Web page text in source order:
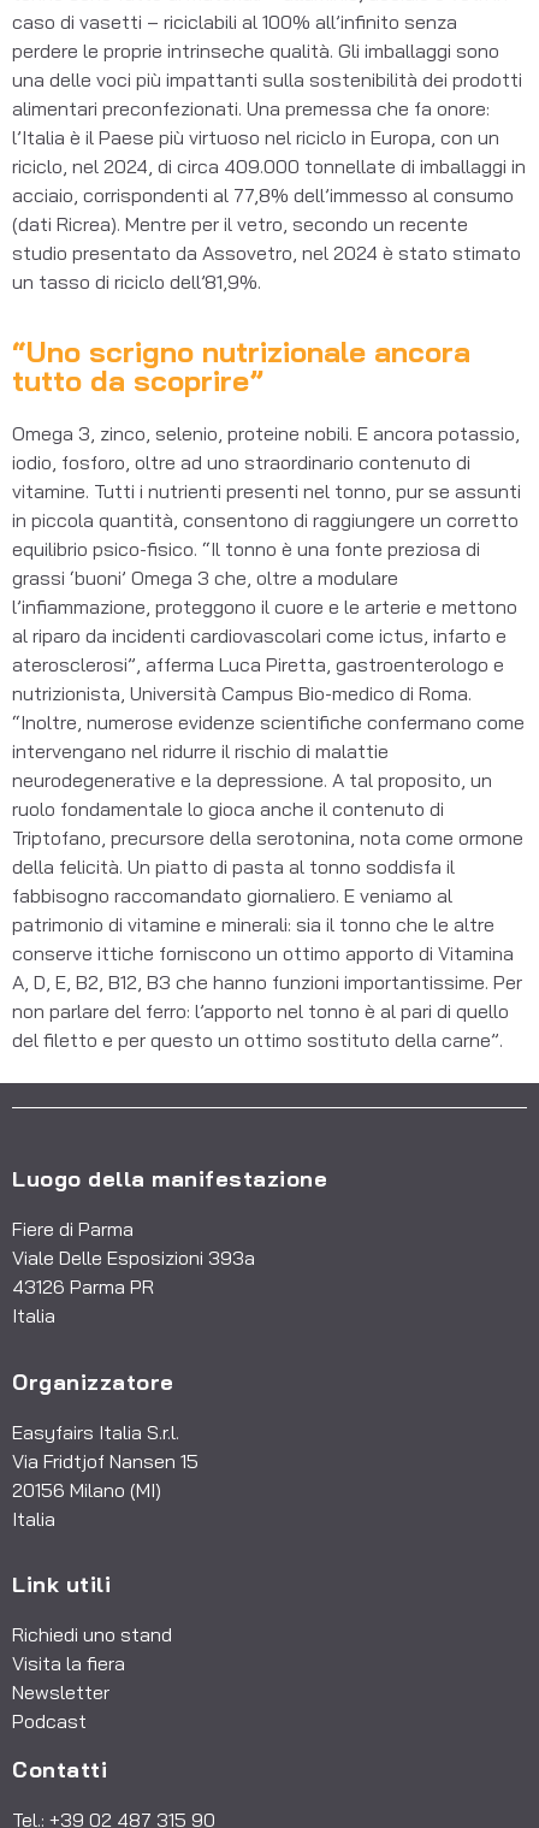
caso di vasetti – riciclabili al 100% all’infinito senza
perdere le proprie intrinseche qualità. Gli imballaggi sono
una delle voci più impattanti sulla sostenibilità dei prodotti
alimentari preconfezionati. Una premessa che fa onore:
l’Italia è il Paese più virtuoso nel riciclo in Europa, con un
riciclo, nel 2024, di circa 409.000 tonnellate di imballaggi in
acciaio, corrispondenti al 77,8% dell’immesso al consumo
(dati Ricrea). Mentre per il vetro, secondo un recente
studio presentato da Assovetro, nel 2024 è stato stimato
un tasso di riciclo dell’81,9%.
“Uno scrigno nutrizionale ancora
tutto da scoprire”
Omega 3, zinco, selenio, proteine nobili. E ancora potassio,
iodio, fosforo, oltre ad uno straordinario contenuto di
vitamine. Tutti i nutrienti presenti nel tonno, pur se assunti
in piccola quantità, consentono di raggiungere un corretto
equilibrio psico-fisico. “Il tonno è una fonte preziosa di
grassi ‘buoni’ Omega 3 che, oltre a modulare
l’infiammazione, proteggono il cuore e le arterie e mettono
al riparo da incidenti cardiovascolari come ictus, infarto e
aterosclerosi”, afferma Luca Piretta, gastroenterologo e
nutrizionista, Università Campus Bio-medico di Roma.
“Inoltre, numerose evidenze scientifiche confermano come
intervengano nel ridurre il rischio di malattie
neurodegenerative e la depressione. A tal proposito, un
ruolo fondamentale lo gioca anche il contenuto di
Triptofano, precursore della serotonina, nota come ormone
della felicità. Un piatto di pasta al tonno soddisfa il
fabbisogno raccomandato giornaliero. E veniamo al
patrimonio di vitamine e minerali: sia il tonno che le altre
conserve ittiche forniscono un ottimo apporto di Vitamina
A, D, E, B2, B12, B3 che hanno funzioni importantissime. Per
non parlare del ferro: l’apporto nel tonno è al pari di quello
del filetto e per questo un ottimo sostituto della carne”.
Luogo della manifestazione
Fiere di Parma
Viale Delle Esposizioni 393a
43126 Parma PR
Italia
Organizzatore
Easyfairs Italia S.r.l.
Via Fridtjof Nansen 15
20156 Milano (MI)
Italia
Link utili
Richiedi uno stand
Visita la fiera
Newsletter
Podcast
Contatti
Tel.: +39 02 487 315 90